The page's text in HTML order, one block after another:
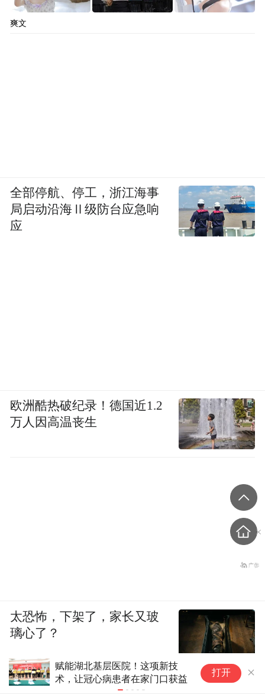
赋能湖北基层医院！这项新技
术，让冠心病患者在家门口获益
国家重
湖南重
打开
爽文
全部停航、停工，浙江海事
局启动沿海Ⅱ级防台应急响
应
欧洲酷热破纪录！德国近1.2
万人因高温丧生
太恐怖，下架了，家长又玻
璃心了？